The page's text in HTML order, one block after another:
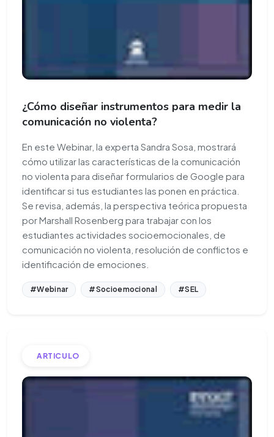
¿Cómo diseñar instrumentos para medir la
comunicación no violenta?
En este Webinar, la experta Sandra Sosa, mostrará
cómo utilizar las características de la comunicación
no violenta para diseñar formularios de Google para
identificar si tus estudiantes las ponen en práctica.
Se revisa, además, la perspectiva teórica propuesta
por Marshall Rosenberg para trabajar con los
estudiantes actividades socioemocionales, de
comunicación no violenta, resolución de conflictos e
identificación de emociones.
#Webinar #Socioemocional #SEL
ARTICULO